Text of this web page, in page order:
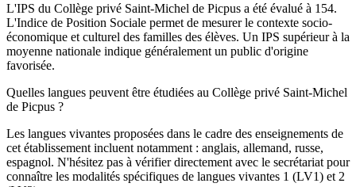
L'IPS du Collège privé Saint-Michel de Picpus a été évalué à 154.
L'Indice de Position Sociale permet de mesurer le contexte socio-
économique et culturel des familles des élèves. Un IPS supérieur à la
moyenne nationale indique généralement un public d'origine
favorisée.
Quelles langues peuvent être étudiées au Collège privé Saint-Michel
de Picpus ?
Les langues vivantes proposées dans le cadre des enseignements de
cet établissement incluent notamment : anglais, allemand, russe,
espagnol. N'hésitez pas à vérifier directement avec le secrétariat pour
connaître les modalités spécifiques de langues vivantes 1 (LV1) et 2